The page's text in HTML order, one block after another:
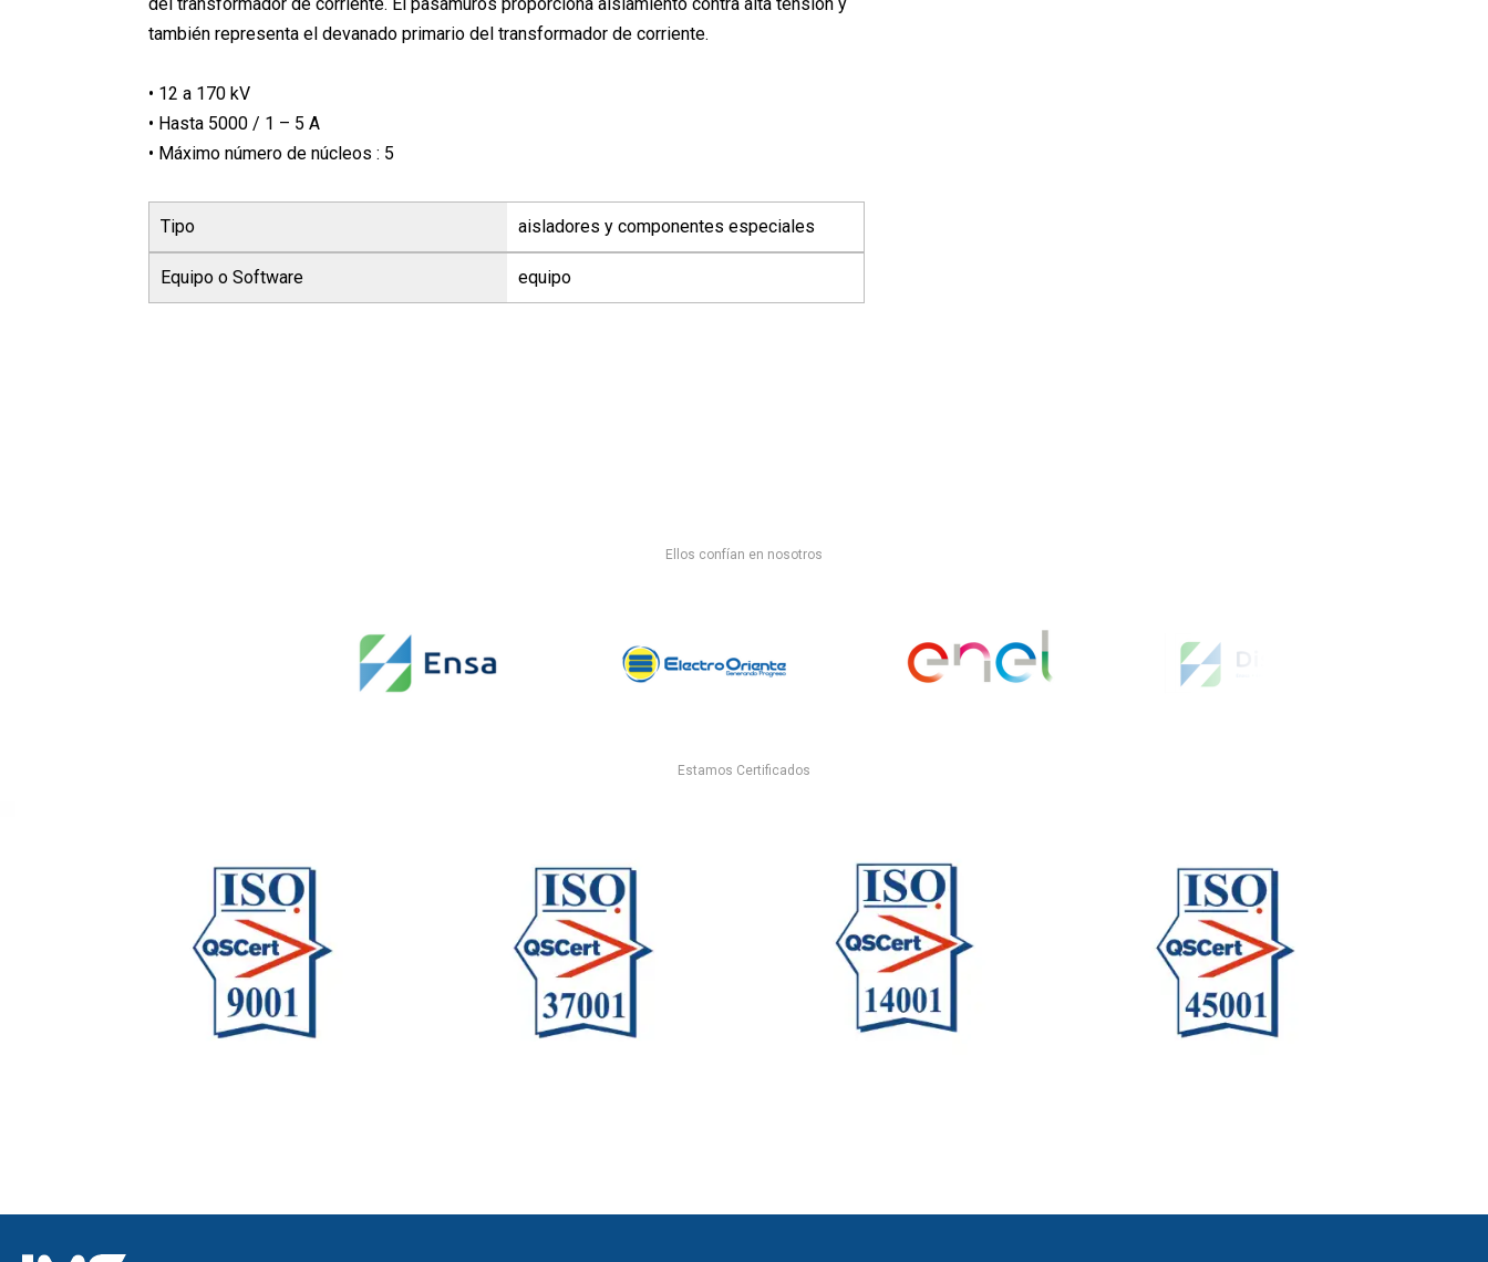
también representa el devanado primario del transformador de corriente.
• 12 a 170 kV
• Hasta 5000 / 1 – 5 A
• Máximo número de núcleos : 5
Tipo aisladores y componentes especiales
Equipo o Software equipo
Ellos confían en nosotros
Estamos Certificados